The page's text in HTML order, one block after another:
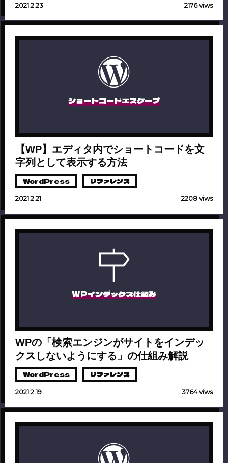
2021.2.23 2176 viws
ショートコードエスケープ
【WP】エディタ内でショートコードを文
字列として表示する方法
WordPress リファレンス
2021.2.21 2208 viws
WPインデックス仕組み
WPの「検索エンジンがサイトをインデッ
クスしないようにする」の仕組み解説
WordPress リファレンス
2021.2.19 3764 viws